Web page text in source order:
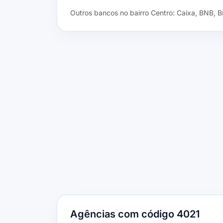
Outros bancos no bairro Centro: Caixa, BNB,
Agências com código 4021